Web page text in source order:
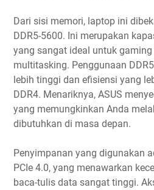
Dari sisi memori, laptop ini
DDR5-5600. Ini merupakan
yang sangat ideal untuk
multitasking. Penggunaan
lebih tinggi dan efisiensi yang
DDR4. Menariknya, ASUS
yang memungkinkan Anda
dibutuhkan di masa depan.
Penyimpanan yang digunakan
PCIe 4.0, yang menawarkan
baca-tulis data sangat tinggi.